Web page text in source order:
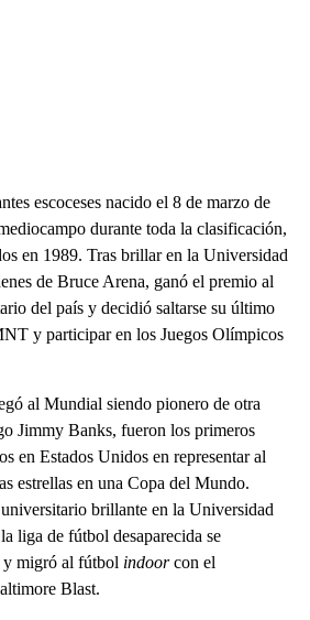
escoceses nacido el 8 de marzo de
durante toda la clasificación,
en 1989. Tras brillar en la Universidad
de Bruce Arena, ganó el premio al
del país y decidió saltarse su último
y participar en los Juegos Olímpicos
al Mundial siendo pionero de otra
Jimmy Banks, fueron los primeros
en Estados Unidos en representar al
estrellas en una Copa del Mundo.
brillante en la Universidad
liga de fútbol desaparecida se
y migró al fútbol indoorcon el
Blast.